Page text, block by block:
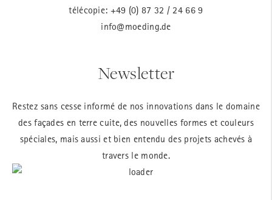
télécopie: +49 (0) 87 32 / 24 66 9
info@moeding.de
Newsletter
Restez sans cesse informé de nos innovations dans le domaine
des façades en terre cuite, des nouvelles formes et couleurs
spéciales, mais aussi et bien entendu des projets achevés à
travers le monde.